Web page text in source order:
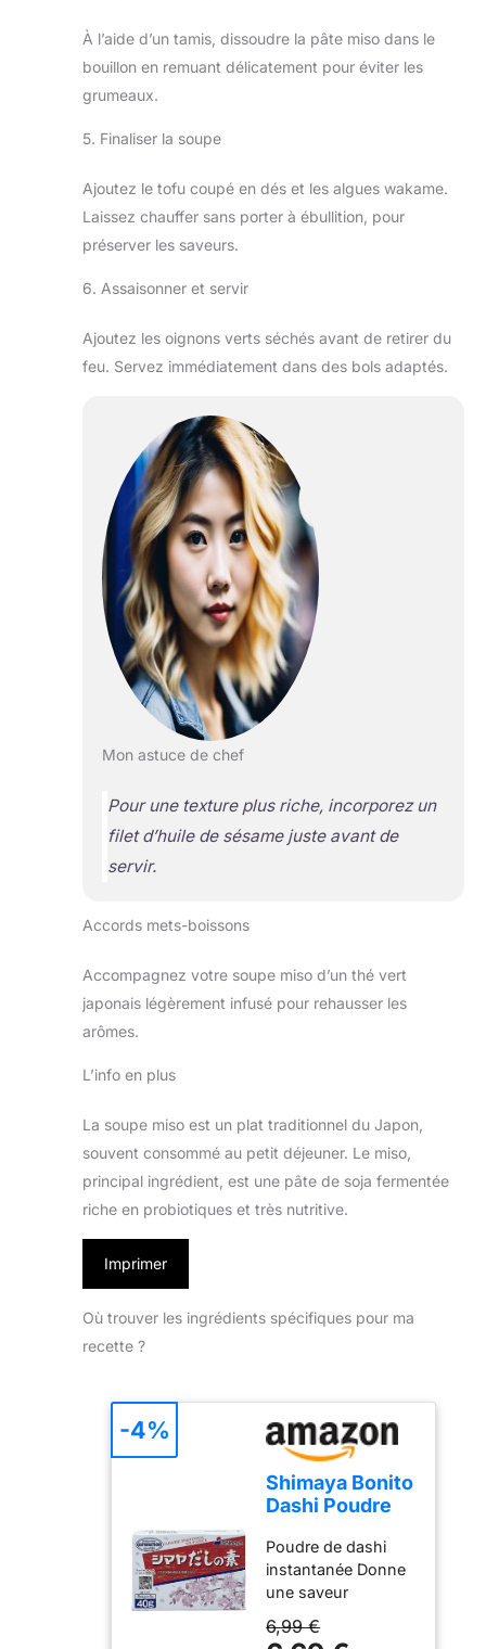
À l’aide d’un tamis, dissoudre la pâte miso dans le
bouillon en remuant délicatement pour éviter les
grumeaux.
5. Finaliser la soupe
Ajoutez le tofu coupé en dés et les algues wakame.
Laissez chauffer sans porter à ébullition, pour
préserver les saveurs.
6. Assaisonner et servir
Ajoutez les oignons verts séchés avant de retirer du
feu. Servez immédiatement dans des bols adaptés.
Mon astuce de chef
Pour une texture plus riche, incorporez un
filet d’huile de sésame juste avant de
servir.
Accords mets-boissons
Accompagnez votre soupe miso d’un thé vert
japonais légèrement infusé pour rehausser les
arômes.
L’info en plus
La soupe miso est un plat traditionnel du Japon,
souvent consommé au petit déjeuner. Le miso,
principal ingrédient, est une pâte de soja fermentée
riche en probiotiques et très nutritive.
Imprimer
Où trouver les ingrédients spécifiques pour ma
recette ?
Shimaya Bonito
Dashi Poudre
g
Poudre de dashi
instantanée Donne
une saveur
plat japonais
6,99 €
-4%